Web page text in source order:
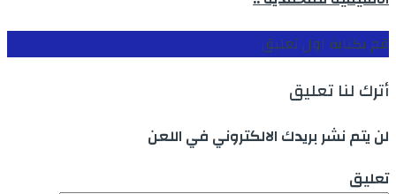
قم بكتابة اول تعليق
أترك لنا تعليق
لن يتم نشر بريدك الالكتروني في اللعن
تعليق